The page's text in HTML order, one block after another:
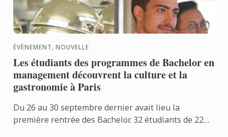
ÉVÈNEMENT, NOUVELLE
Les étudiants des programmes de Bachelor en
management découvrent la culture et la
gastronomie à Paris
Du 26 au 30 septembre dernier avait lieu la
première rentrée des Bachelor. 32 étudiants de 22